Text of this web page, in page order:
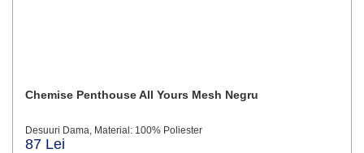
Chemise Penthouse All Yours Mesh Negru
Desuuri Dama, Material: 100% Poliester
87 Lei